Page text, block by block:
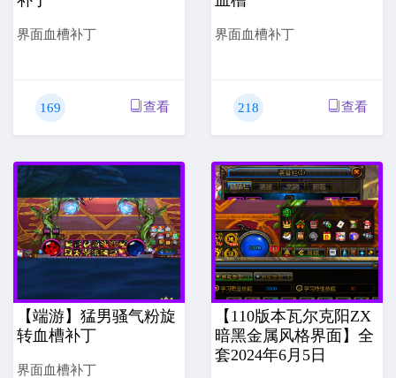
界面血槽补丁
169 查看
界面血槽补丁
218 查看
【端游】猛男骚气粉旋
转血槽补丁
界面血槽补丁
【110版本瓦尔克阳ZX
暗黑金属风格界面】全
套2024年6月5日